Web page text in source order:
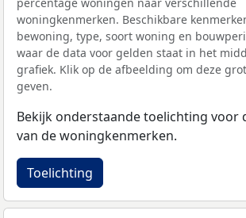
woningkenmerken. Beschikbare
bewoning, type, soort woning en
waar de data voor gelden staat in het
grafiek. Klik op de afbeelding om deze
geven.
Bekijk onderstaande toelichting voor
van de woningkenmerken.
Toelichting